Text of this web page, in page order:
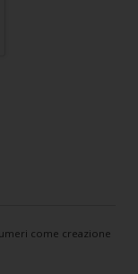
come creazione